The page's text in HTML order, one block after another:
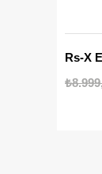
Rs-X